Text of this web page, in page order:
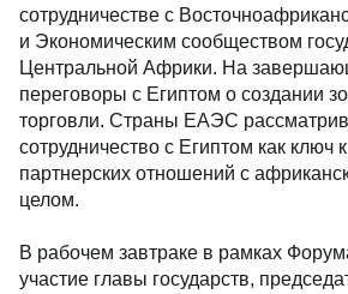
сотрудничестве с
и Экономическим сообществом
Центральной Африки. На
переговоры с Египтом о создании
торговли. Страны ЕАЭС
сотрудничество с Египтом как ключ
партнерских отношений с
целом.
В рабочем завтраке в рамках
участие главы государств,